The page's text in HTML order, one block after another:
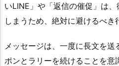
いLINE」や「返信の催促」は
しまうため、絶対に避けるべき
メッセージは、一度に長文を
ポンとラリーを続けることを意